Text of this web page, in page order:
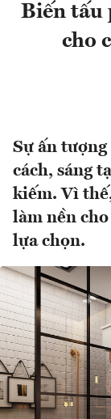
Biến tấu
cho
Sự ấn
cách, sáng
kiếm. Vì
làm nền
lựa chọn.